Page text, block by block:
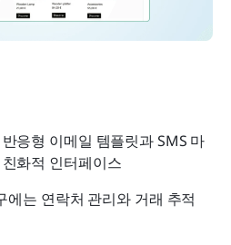
반응형 이메일 템플릿과 SMS 마
화적 인터페이스
에는 연락처 관리와 거래 추적